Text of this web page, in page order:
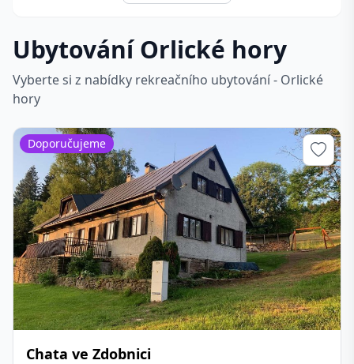
Ubytování Orlické hory
Vyberte si z nabídky rekreačního ubytování - Orlické
hory
Chata ve Zdobnici
Doporučujeme